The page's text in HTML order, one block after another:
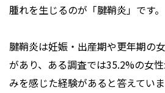
腫れを生じるのが「腱鞘炎」です。
腱鞘炎は妊娠・出産期や更年期の
があり、ある調査では35.2%の女
みを感じた経験があると答えてい